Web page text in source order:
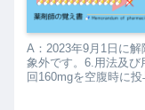
A：2023年9月1日に
象外です。6.用法及び
回160mgを空腹時に